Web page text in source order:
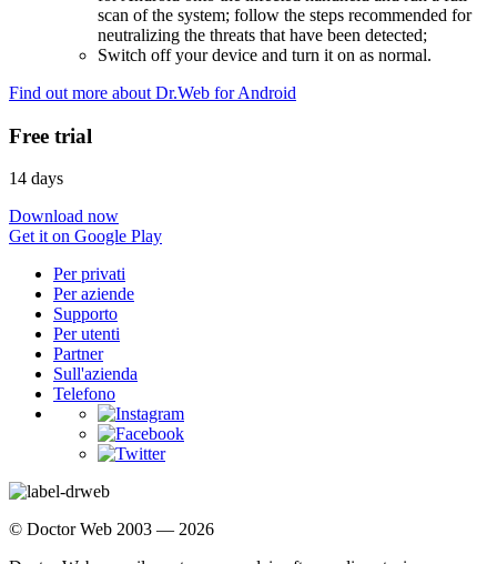
scan of the system; follow the steps recommended for
neutralizing the threats that have been detected;
Switch off your device and turn it on as normal.
Find out more about Dr.Web for Android
Free trial
14 days
Download now
Get it on Google Play
Per privati
Per aziende
Supporto
Per utenti
Partner
Sull'azienda
Telefono
© Doctor Web 2003 — 2026